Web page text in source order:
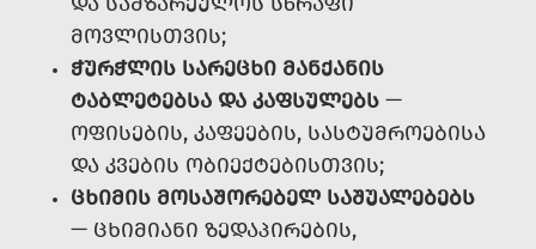
ᲛᲝᲕᲚᲘᲡᲗᲕᲘᲡ;
ᲭᲣᲠᲭᲚᲘᲡ ᲡᲐᲠᲔᲪᲮᲘ ᲛᲐᲜᲥᲐᲜᲘᲡ
ᲢᲐᲑᲚᲔᲢᲔᲑᲡᲐ ᲓᲐ ᲙᲐᲤᲡᲣᲚᲔᲑᲡ —
ᲝᲤᲘᲡᲔᲑᲘᲡ, ᲙᲐᲤᲔᲔᲑᲘᲡ, ᲡᲐᲡᲢᲣᲛᲠᲝᲔᲑᲘᲡᲐ
ᲓᲐ ᲙᲕᲔᲑᲘᲡ ᲝᲑᲘᲔᲥᲢᲔᲑᲘᲡᲗᲕᲘᲡ;
ᲪᲮᲘᲛᲘᲡ ᲛᲝᲡᲐᲨᲝᲠᲔᲑᲔᲚ ᲡᲐᲨᲣᲐᲚᲔᲑᲔᲑᲡ
— ᲪᲮᲘᲛᲘᲐᲜᲘ ᲖᲔᲓᲐᲞᲘᲠᲔᲑᲘᲡ,